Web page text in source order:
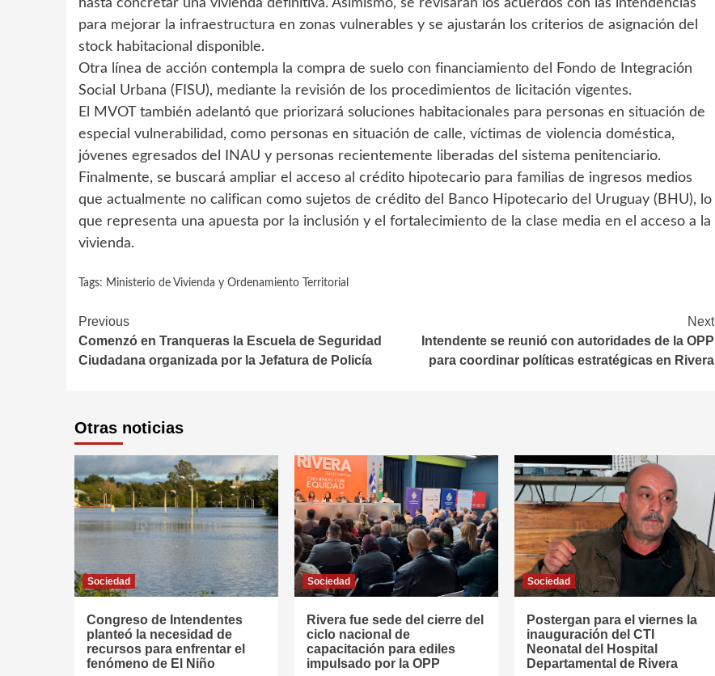
hasta concretar una vivienda definitiva. Asimismo, se revisarán los acuerdos con las intendencias
para mejorar la infraestructura en zonas vulnerables y se ajustarán los criterios de asignación del
stock habitacional disponible.
Otra línea de acción contempla la compra de suelo con financiamiento del Fondo de Integración
Social Urbana (FISU), mediante la revisión de los procedimientos de licitación vigentes.
El MVOT también adelantó que priorizará soluciones habitacionales para personas en situación de
especial vulnerabilidad, como personas en situación de calle, víctimas de violencia doméstica,
jóvenes egresados del INAU y personas recientemente liberadas del sistema penitenciario.
Finalmente, se buscará ampliar el acceso al crédito hipotecario para familias de ingresos medios
que actualmente no califican como sujetos de crédito del Banco Hipotecario del Uruguay (BHU), lo
que representa una apuesta por la inclusión y el fortalecimiento de la clase media en el acceso a la
vivienda.
Tags: Ministerio de Vivienda y Ordenamiento Territorial
Continue
Reading
Previous
Comenzó en Tranqueras la Escuela de Seguridad
Ciudadana organizada por la Jefatura de Policía
Next
Intendente se reunió con autoridades de la OPP
para coordinar políticas estratégicas en Rivera
Otras noticias
Sociedad
Congreso de Intendentes
planteó la necesidad de
recursos para enfrentar el
fenómeno de El Niño
Sociedad
Rivera fue sede del cierre del
ciclo nacional de
capacitación para ediles
impulsado por la OPP
Sociedad
Postergan para el viernes la
inauguración del CTI
Neonatal del Hospital
Departamental de Rivera